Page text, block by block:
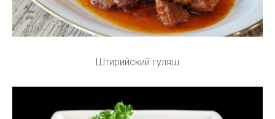
Штирийский гуляш